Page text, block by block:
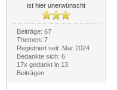
ist hier unerwünscht
Beiträge: 67
Themen: 7
Registriert seit: Mar 2024
Bedankte sich: 6
17x gedankt in 13
Beiträgen